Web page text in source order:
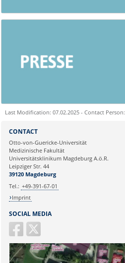
Last Modification: 07.02.2025 - Contact Person:
Ihre E-Mailadresse:
Ihr Anliegen:
SOCIAL MEDIA
CONTACT
Otto-von-Guericke-Universität
Medizinische Fakultät
Universitätsklinikum Magdeburg A.ö.R.
Leipziger Str. 44
39120 Magdeburg
Tel.: +49-391-67-01
Imprint